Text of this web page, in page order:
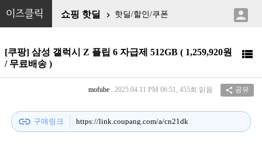
이즈클릭 쇼핑 핫딜  핫딜/할인/쿠폰 
[쿠팡] 삼성 갤럭시 Z 플립 6 자급제 512GB ( 1,259,920원
/ 무료배송 )

mofube , 2025.04.11 PM 06:51, 455회 읽음  공유
link 구매링크 https://link.coupang.com/a/cn21dk